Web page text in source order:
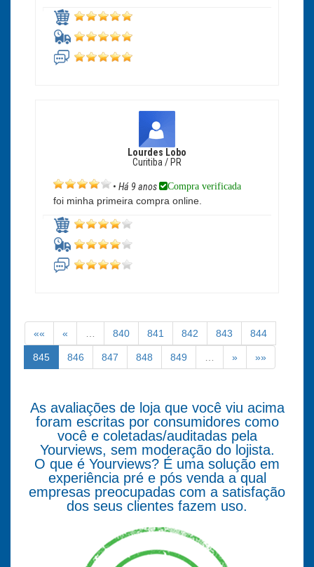
Lourdes Lobo
Curitiba / PR
• Há 9 anos Compra verificada
foi minha primeira compra online.
«« « 840 841 842 843 844
845 846 847 848 849 » »»
As avaliações de loja que você viu acima
foram escritas por consumidores como
você e coletadas/auditadas pela
Yourviews, sem moderação do lojista.
O que é Yourviews? É uma solução em
experiência pré e pós venda a qual
empresas preocupadas com a satisfação
dos seus clientes fazem uso.